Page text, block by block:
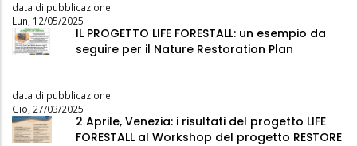
data di pubblicazione:
Lun, 12/05/2025
IL PROGETTO LIFE FORESTALL: un esempio da
seguire per il Nature Restoration Plan
data di pubblicazione:
Gio, 27/03/2025
2 Aprile, Venezia: i risultati del progetto LIFE
FORESTALL al Workshop del progetto RESTORE